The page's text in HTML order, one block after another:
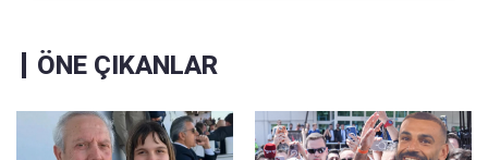
ÖNE ÇIKANLAR